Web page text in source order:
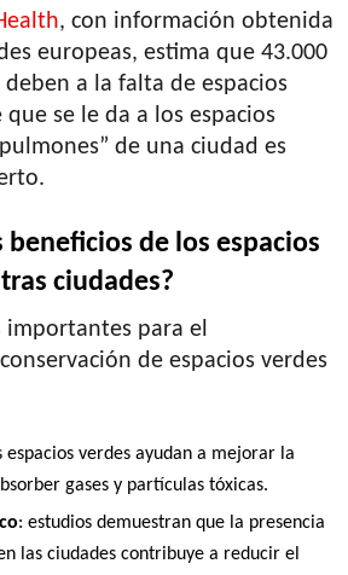
, con información obtenida
europeas, estima que 43.000
a la falta de espacios
se le da a los espacios
de una ciudad es
beneficios de los espacios
ciudades?
importantes para el
de espacios verdes
espacios verdes ayudan a mejorar la
gases y partículas tóxicas.
: estudios demuestran que la presencia
las ciudades contribuye a reducir el